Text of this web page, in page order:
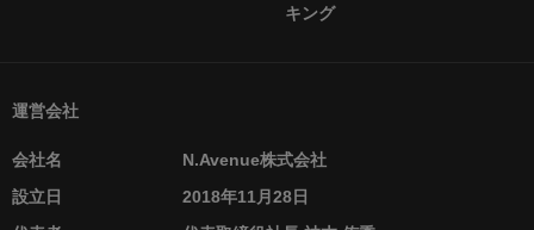
キング
運営会社
会社名
N.Avenue株式会社
設立日
2018年11月28日